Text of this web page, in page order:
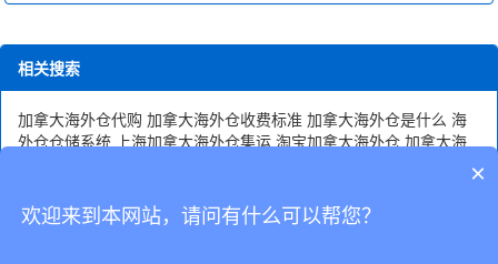
相关搜索
加拿大海外仓代购 加拿大海外仓收费标准 加拿大海外仓是什么 海
外仓仓储系统 上海加拿大海外仓集运 淘宝加拿大海外仓 加拿大海
外仓储公司 大型加拿大海外仓服务
×
欢迎来到本网站，请问有什么可以帮您？